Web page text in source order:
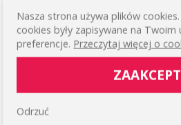
KARNISZ CZARNY APARTAMENTOWY
4.0/ 61
Nasza strona używa plików
cookies były zapisywane na
preferencje. Przeczytaj więcej o
Odrzuć